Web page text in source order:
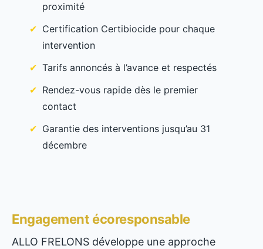
proximité
Certification Certibiocide pour chaque
intervention
Tarifs annoncés à l’avance et respectés
Rendez-vous rapide dès le premier
contact
Garantie des interventions jusqu’au 31
décembre
Engagement écoresponsable
ALLO FRELONS développe une approche